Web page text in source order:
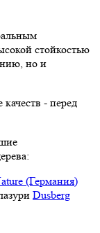
стойкостью
но и
- перед
(Германия)
Dusberg